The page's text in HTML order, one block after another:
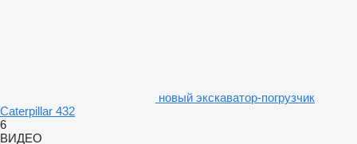
новый экскаватор-погрузчик
Caterpillar 432
6
ВИДЕО